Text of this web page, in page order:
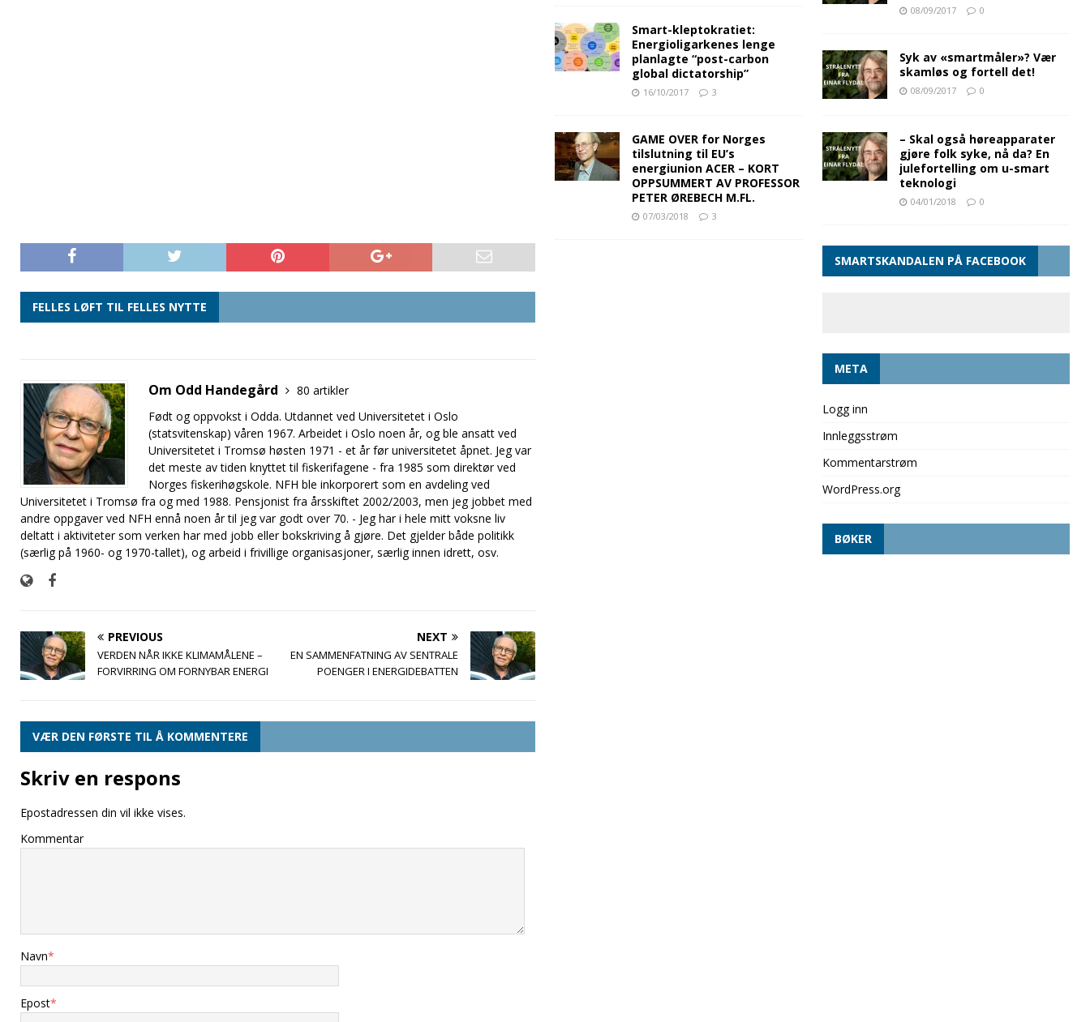
FELLES LØFT TIL FELLES NYTTE
Om Odd Handegård
80 artikler
Født og oppvokst i Odda. Utdannet ved Universitetet i Oslo
(statsvitenskap) våren 1967. Arbeidet i Oslo noen år, og ble ansatt ved
Universitetet i Tromsø høsten 1971 - et år før universitetet åpnet. Jeg var
det meste av tiden knyttet til fiskerifagene - fra 1985 som direktør ved
Norges fiskerihøgskole. NFH ble inkorporert som en avdeling ved
Universitetet i Tromsø fra og med 1988. Pensjonist fra årsskiftet 2002/2003, men jeg jobbet med
andre oppgaver ved NFH ennå noen år til jeg var godt over 70. - Jeg har i hele mitt voksne liv
deltatt i aktiviteter som verken har med jobb eller bokskriving å gjøre. Det gjelder både politikk
(særlig på 1960- og 1970-tallet), og arbeid i frivillige organisasjoner, særlig innen idrett, osv.
PREVIOUS
VERDEN NÅR IKKE KLIMAMÅLENE –
FORVIRRING OM FORNYBAR ENERGI
NEXT
EN SAMMENFATNING AV SENTRALE
POENGER I ENERGIDEBATTEN
VÆR DEN FØRSTE TIL Å KOMMENTERE
Skriv en respons
Epostadressen din vil ikke vises.
Kommentar
Navn*
Epost*
Smart-kleptokratiet:
Energioligarkenes lenge
planlagte “post-carbon
global dictatorship”
16/10/2017 3
GAME OVER for Norges
tilslutning til EU’s
energiunion ACER – KORT
OPPSUMMERT AV PROFESSOR
PETER ØREBECH M.FL.
07/03/2018 3
08/09/2017 0
Syk av «smartmåler»? Vær
skamløs og fortell det!
08/09/2017 0
– Skal også høreapparater
gjøre folk syke, nå da? En
julefortelling om u-smart
teknologi
04/01/2018 0
SMARTSKANDALEN PÅ FACEBOOK
META
Logg inn
Innleggsstrøm
Kommentarstrøm
WordPress.org
BØKER